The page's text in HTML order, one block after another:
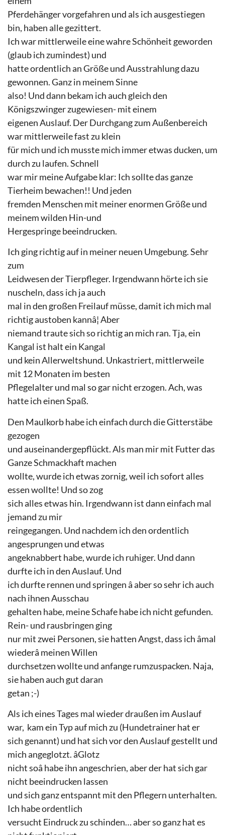
Pferdehänger vorgefahren und als ich ausgestiegen
bin, haben alle gezittert.
Ich war mittlerweile eine wahre Schönheit geworden
(glaub ich zumindest) und
hatte ordentlich an Größe und Ausstrahlung dazu
gewonnen. Ganz in meinem Sinne
also! Und dann bekam ich auch gleich den
Königszwinger zugewiesen- mit einem
eigenen Auslauf. Der Durchgang zum Außenbereich
war mittlerweile fast zu klein
für mich und ich musste mich immer etwas ducken, um
durch zu laufen. Schnell
war mir meine Aufgabe klar: Ich sollte das ganze
Tierheim bewachen!! Und jeden
fremden Menschen mit meiner enormen Größe und
meinem wilden Hin-und
Hergespringe beeindrucken.
Ich ging richtig auf in meiner neuen Umgebung. Sehr
zum
Leidwesen der Tierpfleger. Irgendwann hörte ich sie
nuscheln, dass ich ja auch
mal in den großen Freilauf müsse, damit ich mich mal
richtig austoben kannâ¦ Aber
niemand traute sich so richtig an mich ran. Tja, ein
Kangal ist halt ein Kangal
und kein Allerweltshund. Unkastriert, mittlerweile
mit 12 Monaten im besten
Pflegelalter und mal so gar nicht erzogen. Ach, was
hatte ich einen Spaß.
Den Maulkorb habe ich einfach durch die Gitterstäbe
gezogen
und auseinandergepflückt. Als man mir mit Futter das
Ganze Schmackhaft machen
wollte, wurde ich etwas zornig, weil ich sofort alles
essen wollte! Und so zog
sich alles etwas hin. Irgendwann ist dann einfach mal
jemand zu mir
reingegangen. Und nachdem ich den ordentlich
angesprungen und etwas
angeknabbert habe, wurde ich ruhiger. Und dann
durfte ich in den Auslauf. Und
ich durfte rennen und springen â aber so sehr ich auch
nach ihnen Ausschau
gehalten habe, meine Schafe habe ich nicht gefunden.
Rein- und rausbringen ging
nur mit zwei Personen, sie hatten Angst, dass ich âmal
wiederâ meinen Willen
durchsetzen wollte und anfange rumzuspacken. Naja,
sie haben auch gut daran
getan ;-)
Als ich eines Tages mal wieder draußen im Auslauf
war, kam ein Typ auf mich zu (Hundetrainer hat er
sich genannt) und hat sich vor den Auslauf gestellt und
mich angeglotzt. âGlotz
nicht soâ habe ihn angeschrien, aber der hat sich gar
nicht beeindrucken lassen
und sich ganz entspannt mit den Pflegern unterhalten.
Ich habe ordentlich
versucht Eindruck zu schinden… aber so ganz hat es